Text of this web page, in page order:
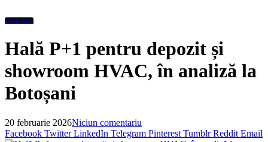
Economic
Hală P+1 pentru depozit și
showroom HVAC, în analiză la
Botoșani
20 februarie 2026Niciun comentariu
Facebook Twitter LinkedIn Telegram Pinterest Tumblr Reddit Email